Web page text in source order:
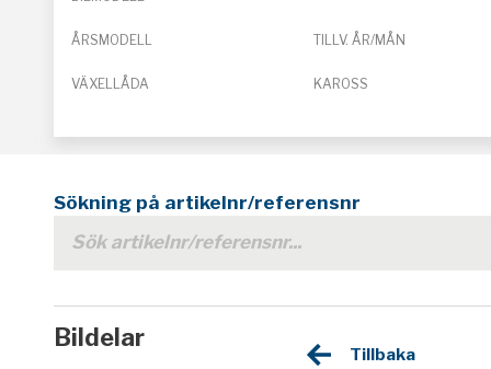
ÅRSMODELL TILLV. ÅR/MÅN
VÄXELLÅDA KAROSS
Sökning på artikelnr/referensnr
Bildelar
Tillbaka